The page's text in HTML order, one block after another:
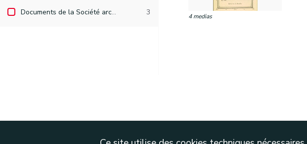
Documents de la Société archéologique de Namur 3 4 medias